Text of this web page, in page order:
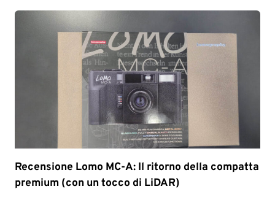
Recensione Lomo MC-A: Il ritorno della compatta
premium (con un tocco di LiDAR)